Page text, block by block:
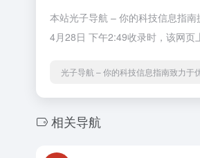
本站光子导航 – 你的科技信息指
4月28日 下午2:49收录时，该网页
光子导航 – 你的科技信息指南致力于
相关导航